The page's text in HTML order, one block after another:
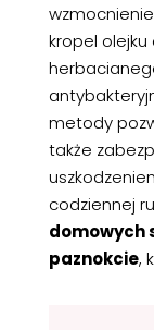
kropel olejku
metody
także
codziennej
domowych
paznokcie,